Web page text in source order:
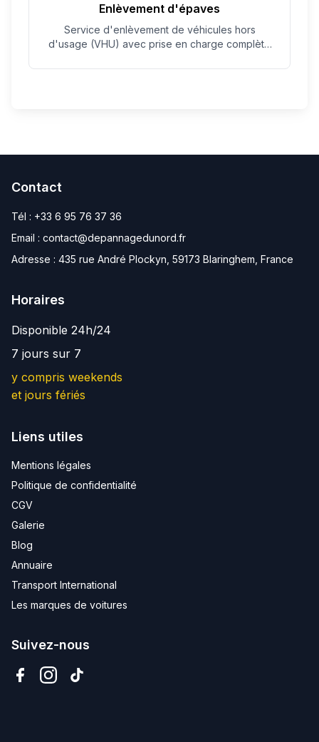
Enlèvement d'épaves
Service d'enlèvement de véhicules hors
d'usage (VHU) avec prise en charge complète
Contact
Tél : +33 6 95 76 37 36
Email : contact@depannagedunord.fr
Adresse : 435 rue André Plockyn, 59173 Blaringhem, France
Horaires
Disponible 24h/24
7 jours sur 7
y compris weekends
et jours fériés
Liens utiles
Mentions légales
Politique de confidentialité
CGV
Galerie
Blog
Annuaire
Transport International
Les marques de voitures
Suivez-nous